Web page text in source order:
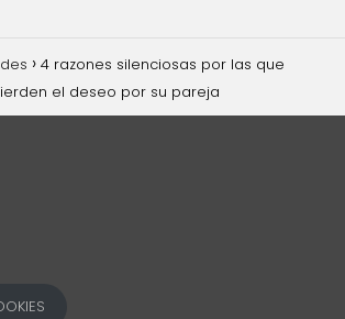
4 razones silenciosas por las que
el deseo por su pareja